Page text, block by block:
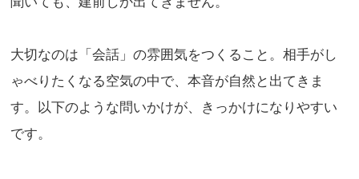
大切なのは「会話」の雰囲気をつくること。相手がし
ゃべりたくなる空気の中で、本音が自然と出てきま
す。以下のような問いかけが、きっかけになりやすい
です。